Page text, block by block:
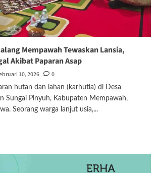
Mempawah Tewaskan Lansia,
Akibat Paparan Asap
10, 2026 0
hutan dan lahan (karhutla) di Desa
Sungai Pinyuh, Kabupaten Mempawah,
Seorang warga lanjut usia,...